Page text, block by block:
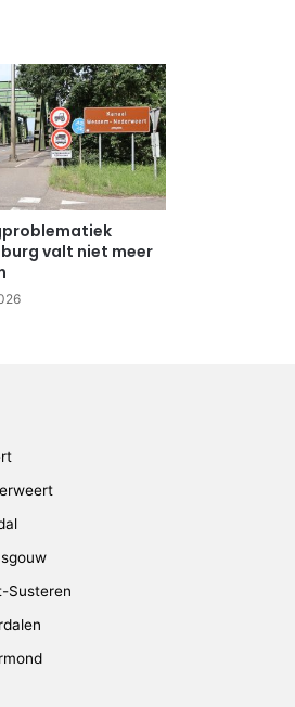
valt niet meer
Susteren